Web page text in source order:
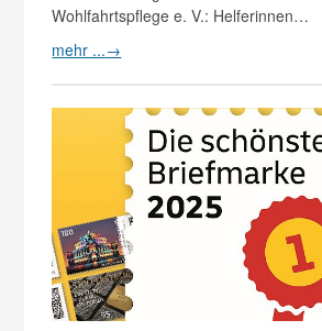
Wohlfahrtspflege e. V.: Helferinnen…
mehr ...→